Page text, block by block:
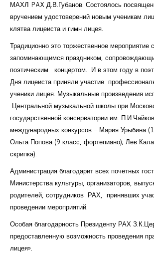
МАХЛ PAX Д.В.Губанов. Состоялось
вручением удостоверений новым ученикам
клятва лицеиста и гимн лицея.
Традиционно это торжественное мероприятие
запоминающимся праздником,
поэтическим концертом. И в этом году в
Дня лицеиста приняли участие
ученики лицея. Музыкальные произведения
Центральной музыкальной школы при
государственной консерватории им.
международных конкурсов – Мария Урыбина
Ольга Попова (9 класс, фортепиано); Лев
скрипка).
Администрация благодарит всех почетных
Министерства культуры, организаторов,
родителей, сотрудников РАХ, принявших
проведении мероприятий.
Особая благодарность Президенту РАХ
предоставленную возможность проведения
лицея».